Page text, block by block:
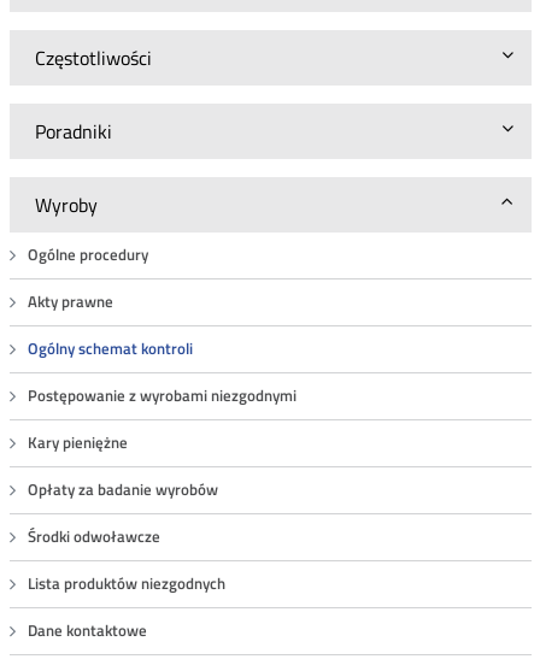
Częstotliwości
Poradniki
Wyroby
Ogólne procedury
Akty prawne
Ogólny schemat kontroli
Postępowanie z wyrobami niezgodnymi
Kary pieniężne
Opłaty za badanie wyrobów
Środki odwoławcze
Lista produktów niezgodnych
Dane kontaktowe